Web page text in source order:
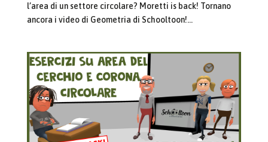
l’area di un settore circolare? Moretti is back! Tornano
ancora i video di Geometria di Schooltoon!...